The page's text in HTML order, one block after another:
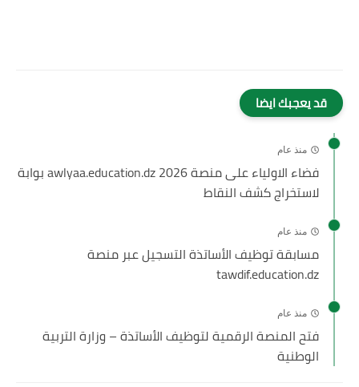
قد يعجبك ايضا
منذ عام
فضاء الاولياء على منصة awlyaa.education.dz 2026 بوابة
لاستخراج كشف النقاط
منذ عام
مسابقة توظيف الأساتذة التسجيل عبر منصة
tawdif.education.dz
منذ عام
فتح المنصة الرقمية لتوظيف الأساتذة – وزارة التربية
الوطنية